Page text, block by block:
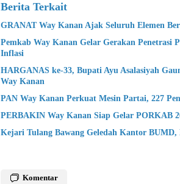
Berita Terkait
GRANAT Way Kanan Ajak Seluruh Elemen
Pemkab Way Kanan Gelar Gerakan Penetrasi
Inflasi
HARGANAS ke-33, Bupati Ayu Asalasiyah
Way Kanan
PAN Way Kanan Perkuat Mesin Partai, 227
PERBAKIN Way Kanan Siap Gelar PORKAB
Kejari Tulang Bawang Geledah Kantor
Komentar